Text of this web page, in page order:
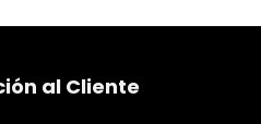
al Cliente